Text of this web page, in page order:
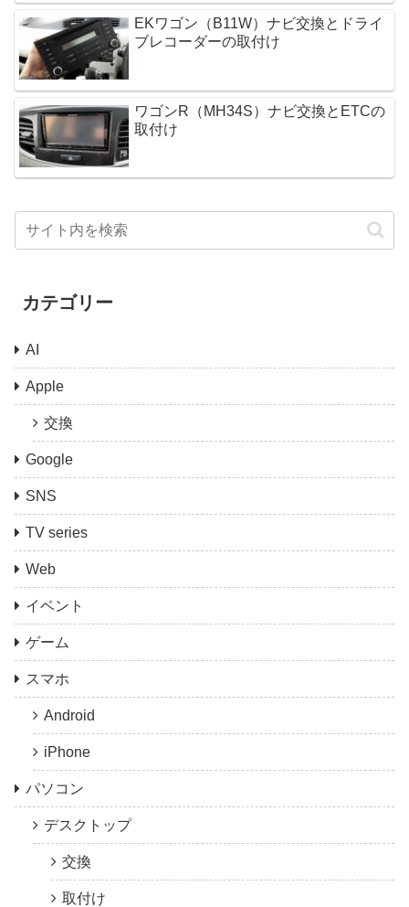
EKワゴン（B11W）ナビ交換とドライ
ブレコーダーの取付け
ワゴンR（MH34S）ナビ交換とETCの
取付け
カテゴリー
AI
Apple
交換
Google
SNS
TV series
Web
イベント
ゲーム
スマホ
Android
iPhone
パソコン
デスクトップ
交換
取付け